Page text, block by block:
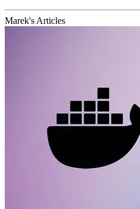
Marek's Articles